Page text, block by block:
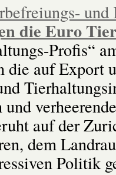
die Euro
Profis“
die auf Export
auf der
dem
Politik